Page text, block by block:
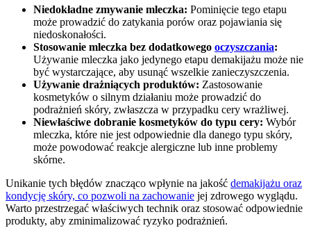
Niedokładne zmywanie mleczka: Pominięcie tego etapu
może prowadzić do zatykania porów oraz pojawiania się
niedoskonałości.
Stosowanie mleczka bez dodatkowego oczyszczania:
Używanie mleczka jako jedynego etapu demakijażu może nie
być wystarczające, aby usunąć wszelkie zanieczyszczenia.
Używanie drażniących produktów: Zastosowanie
kosmetyków o silnym działaniu może prowadzić do
podrażnień skóry, zwłaszcza w przypadku cery wrażliwej.
Niewłaściwe dobranie kosmetyków do typu cery: Wybór
mleczka, które nie jest odpowiednie dla danego typu skóry,
może powodować reakcje alergiczne lub inne problemy
skórne.
Unikanie tych błędów znacząco wpłynie na jakość demakijażu oraz
kondycję skóry, co pozwoli na zachowanie jej zdrowego wyglądu.
Warto przestrzegać właściwych technik oraz stosować odpowiednie
produkty, aby zminimalizować ryzyko podrażnień.